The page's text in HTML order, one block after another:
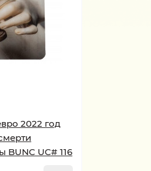
2022 год
BUNC UC# 116